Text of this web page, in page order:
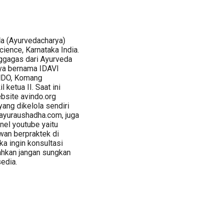
(Ayurvedacharya)
Karnataka India.
dari Ayurveda
bernama IDAVI
Komang
ketua II. Saat ini
avindo.org
dikelola sendiri
juga
youtube yaitu
berpraktek di
ingin konsultasi
jangan sungkan